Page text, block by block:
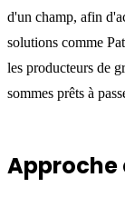
d'un champ, afin
solutions comme
les producteurs de
sommes prêts à